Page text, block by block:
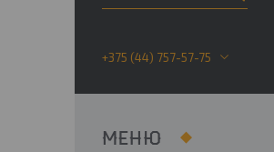
+375 (44) 757-57-75